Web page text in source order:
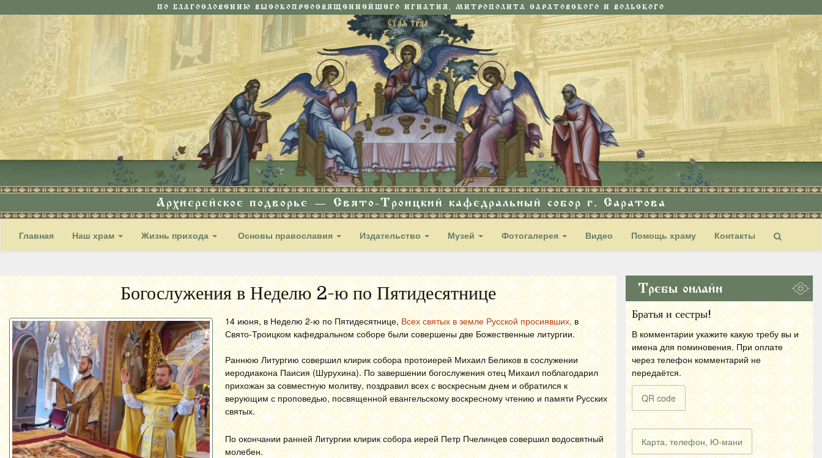
ПО БЛАГОСЛОВЕНИЮ ВЫСОКОПРЕОСВЯЩЕННЕЙШЕГО ИГНАТИЯ, МИТРОПОЛИТА САРАТОВСКОГО И ВОЛЬСКОГО
Архиерейское подворье — Свято-Троицкий кафедральный собор г. Саратова
Главная Наш храм Жизнь прихода Основы православия Издательство Музей Фотогалерея Видео Помощь храму Контакты
Богослужения в Неделю 2-ю по Пятидесятнице
14 июня, в Неделю 2-ю по Пятидесятнице, Всех святых в земле Русской просиявших, в
Свято-Троицком кафедральном соборе были совершены две Божественные литургии.
Раннюю Литургию совершил клирик собора протоиерей Михаил Беликов в сослужении
иеродиакона Паисия (Шурухина). По завершении богослужения отец Михаил поблагодарил
прихожан за совместную молитву, поздравил всех с воскресным днем и обратился к
верующим с проповедью, посвященной евангельскому воскресному чтению и памяти Русских
святых.
По окончании ранней Литургии клирик собора иерей Петр Пчелинцев совершил водосвятный
молебен.
Требы онлайн
Братья и сестры!
В комментарии укажите какую требу вы и
имена для поминовения. При оплате
через телефон комментарий не
передаётся.
QR code
Карта, телефон, Ю-мани